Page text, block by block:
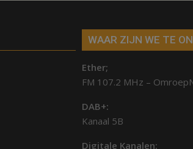
WAAR ZIJN WE TE
Ether;
FM 107.2 MHz –
DAB+:
Kanaal 5B
Digitale Kanalen: